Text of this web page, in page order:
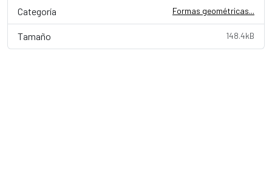
Categoría Formas geométricas...
Tamaño 148.4kB